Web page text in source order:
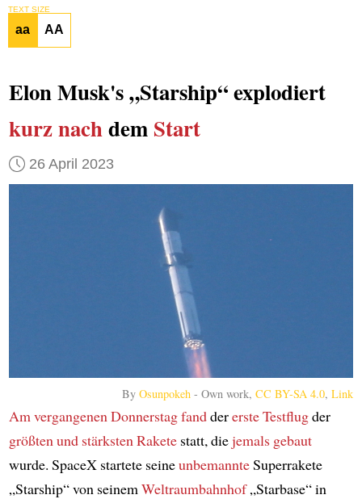
TEXT SIZE
aa AA
Elon Musk's „Starship“ explodiert
kurz nachdem Start
26 April 2023
ByOsunpokeh -Own work,CC BY-SA 4.0,Link
Am vergangenen Donnerstagfanddererste Testflugder
größten und stärksten Raketestatt, diejemals gebaut
wurde. SpaceX startete seineunbemannteSuperrakete
„Starship“ von seinemWeltraumbahnhof„Starbase“ in